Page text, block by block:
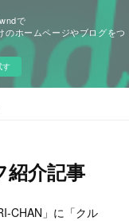
で
のホームページやブログをつ
す
紹介記事
CHAN」に「クル